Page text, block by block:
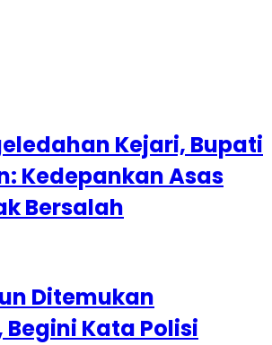
Kejari, Bupati
Kedepankan Asas
Bersalah
Ditemukan
Kata Polisi